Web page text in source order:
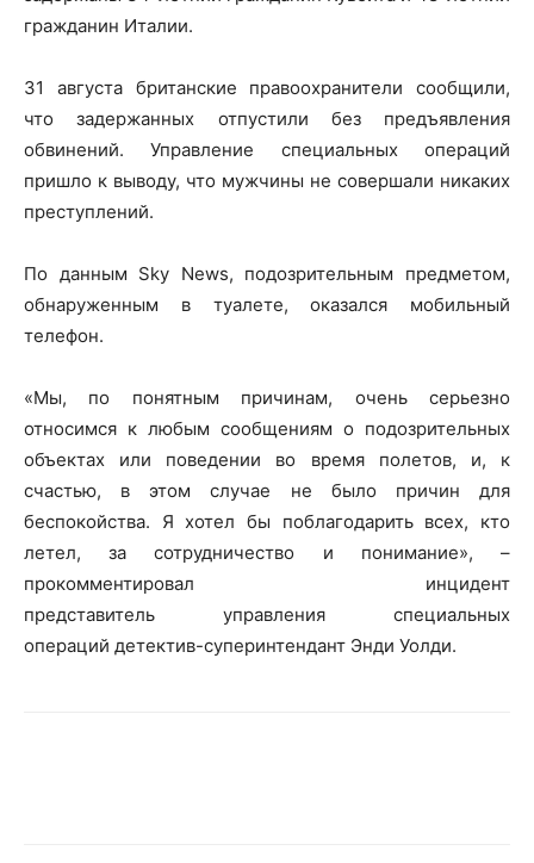
гражданин Италии.
31 августа британские правоохранители сообщили,
что задержанных отпустили без предъявления
обвинений. Управление специальных операций
пришло к выводу, что мужчины не совершали никаких
преступлений.
По данным Sky News, подозрительным предметом,
обнаруженным в туалете, оказался мобильный
телефон.
«Мы, по понятным причинам, очень серьезно
относимся к любым сообщениям о подозрительных
объектах или поведении во время полетов, и, к
счастью, в этом случае не было причин для
беспокойства. Я хотел бы поблагодарить всех, кто
летел, за сотрудничество и понимание», –
прокомментировал инцидент
представитель управления специальных
операций детектив-суперинтендант Энди Уолди.